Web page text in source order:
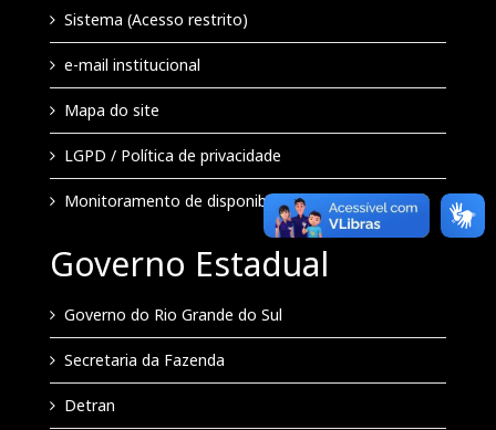
Sistema (Acesso restrito)
e-mail institucional
Mapa do site
LGPD / Política de privacidade
Monitoramento de disponibilidade
Governo Estadual
Governo do Rio Grande do Sul
Secretaria da Fazenda
Detran